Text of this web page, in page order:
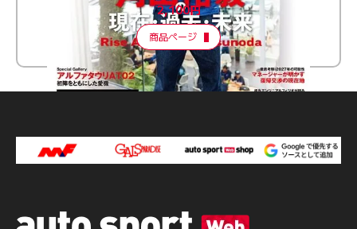
2,100円
商品ページ